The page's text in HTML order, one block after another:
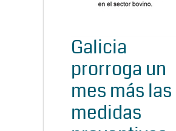
Galicia
prorroga un
mes más las
medidas